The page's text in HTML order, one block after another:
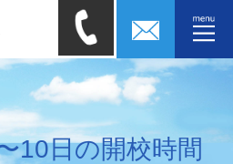
10日の開校時間